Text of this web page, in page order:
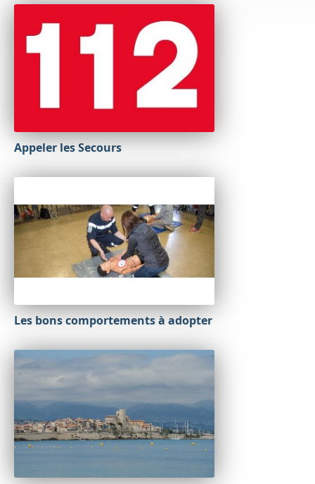
Appeler les Secours
Les bons comportements à adopter